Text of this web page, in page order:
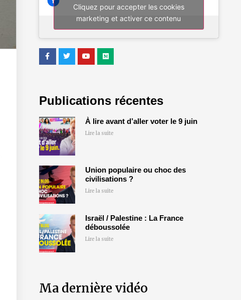
Cliquez pour accepter les cookies
marketing et activer ce contenu
Publications récentes
À lire avant d’aller voter le 9 juin
Lire la suite
Union populaire ou choc des
civilisations ?
Lire la suite
Israël / Palestine : La France
déboussolée
Lire la suite
Ma dernière vidéo